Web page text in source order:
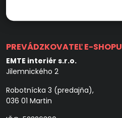
PREVÁDZKOVATEĽ E-SHOPU
EMTE interiér s.r.o.
Jilemnického 2
Robotnícka 3 (predajňa),
036 01 Martin